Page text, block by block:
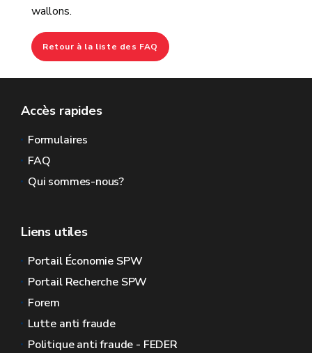
wallons.
Retour à la liste des FAQ
Accès rapides
Formulaires
FAQ
Qui sommes-nous?
Liens utiles
Portail Économie SPW
Portail Recherche SPW
Forem
Lutte anti fraude
Politique anti fraude - FEDER